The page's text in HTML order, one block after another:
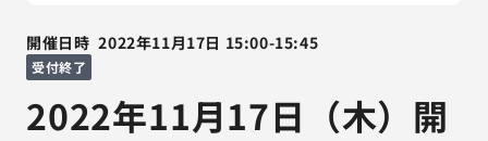
開催日時 2022年11月17日 15:00-15:45
受付終了
2022年11月17日（木）開